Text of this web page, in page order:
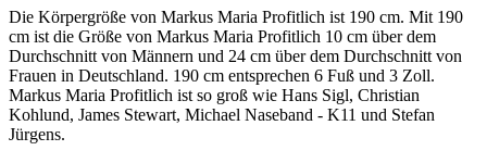
Die Körpergröße von Markus Maria Profitlich ist 190 cm. Mit 190
cm ist die Größe von Markus Maria Profitlich 10 cm über dem
Durchschnitt von Männern und 24 cm über dem Durchschnitt von
Frauen in Deutschland. 190 cm entsprechen 6 Fuß und 3 Zoll.
Markus Maria Profitlich ist so groß wie Hans Sigl, Christian
Kohlund, James Stewart, Michael Naseband - K11 und Stefan
Jürgens.